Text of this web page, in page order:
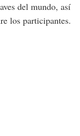
del mundo, así
los participantes.